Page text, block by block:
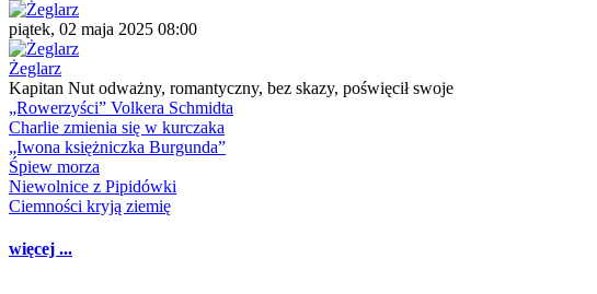
piątek, 02 maja 2025 08:00
Żeglarz
Kapitan Nut odważny, romantyczny, bez skazy, poświęcił swoje
„Rowerzyści” Volkera Schmidta
Charlie zmienia się w kurczaka
„Iwona księżniczka Burgunda”
Śpiew morza
Niewolnice z Pipidówki
Ciemności kryją ziemię
więcej ...